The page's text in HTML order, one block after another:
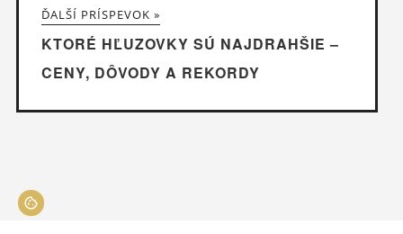
ĎALŠÍ PRÍSPEVOK »
KTORÉ HĽUZOVKY SÚ NAJDRAHŠIE –
CENY, DÔVODY A REKORDY